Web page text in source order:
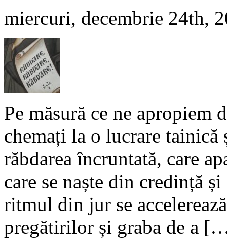
miercuri, decembrie 24th,
Pe măsură ce ne apropiem
chemați la o lucrare
răbdarea încruntată, care
care se naște din credință
ritmul din jur se
pregătirilor și graba de a